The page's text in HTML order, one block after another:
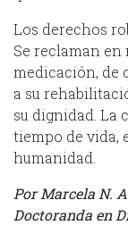
Los derechos
Se reclaman en
medicación, de
a su
su dignidad. La
tiempo de vida,
humanidad.
Por Marcela N.
Doctoranda en